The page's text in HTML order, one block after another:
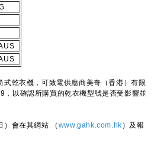
乾衣機，可致電供應商美奇（香港）有限
以確認所購買的乾衣機型號是否受影響並
會在其網站 （ www.gahk.com.hk ）及報